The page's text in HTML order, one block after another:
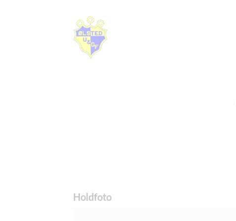
Holdfoto